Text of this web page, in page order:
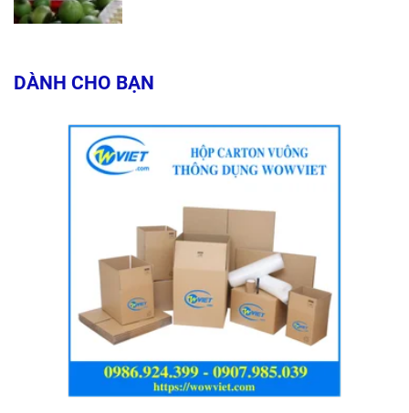
DÀNH CHO BẠN